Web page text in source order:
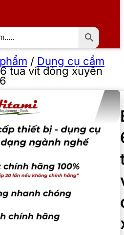
/ Dụng cụ cầm
tua vít đóng xuyên